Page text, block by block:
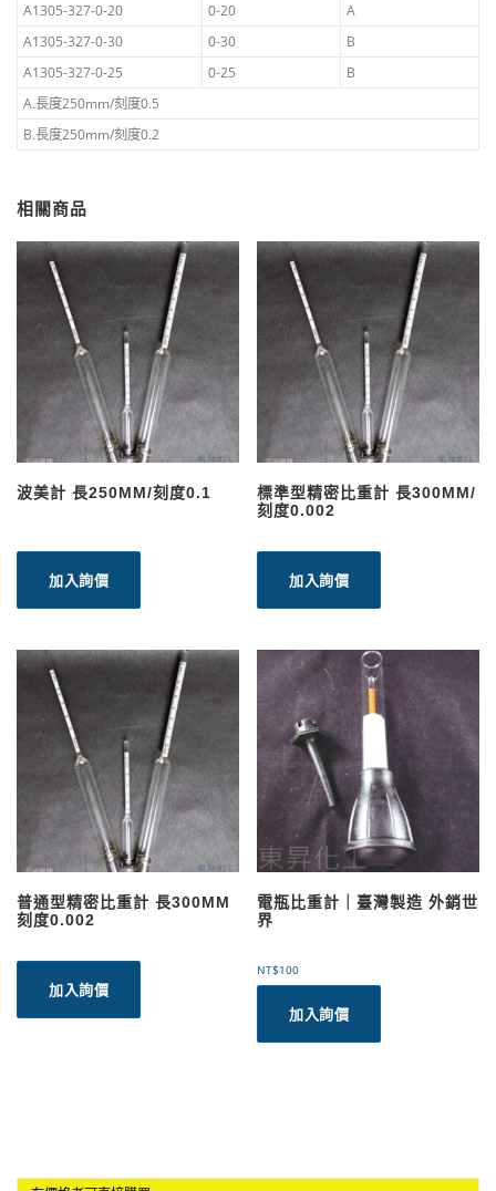
A1305-327-0-20
0-20
A
A1305-327-0-30
0-30
B
A1305-327-0-25
0-25
B
A.長度250mm/刻度0.5
B.長度250mm/刻度0.2
相關商品
波美計 長250MM/刻度0.1
加入詢價
標準型精密比重計 長300MM/
刻度0.002
加入詢價
普通型精密比重計 長300MM
刻度0.002
加入詢價
電瓶比重計｜臺灣製造 外銷世
界
NT$100
加入詢價